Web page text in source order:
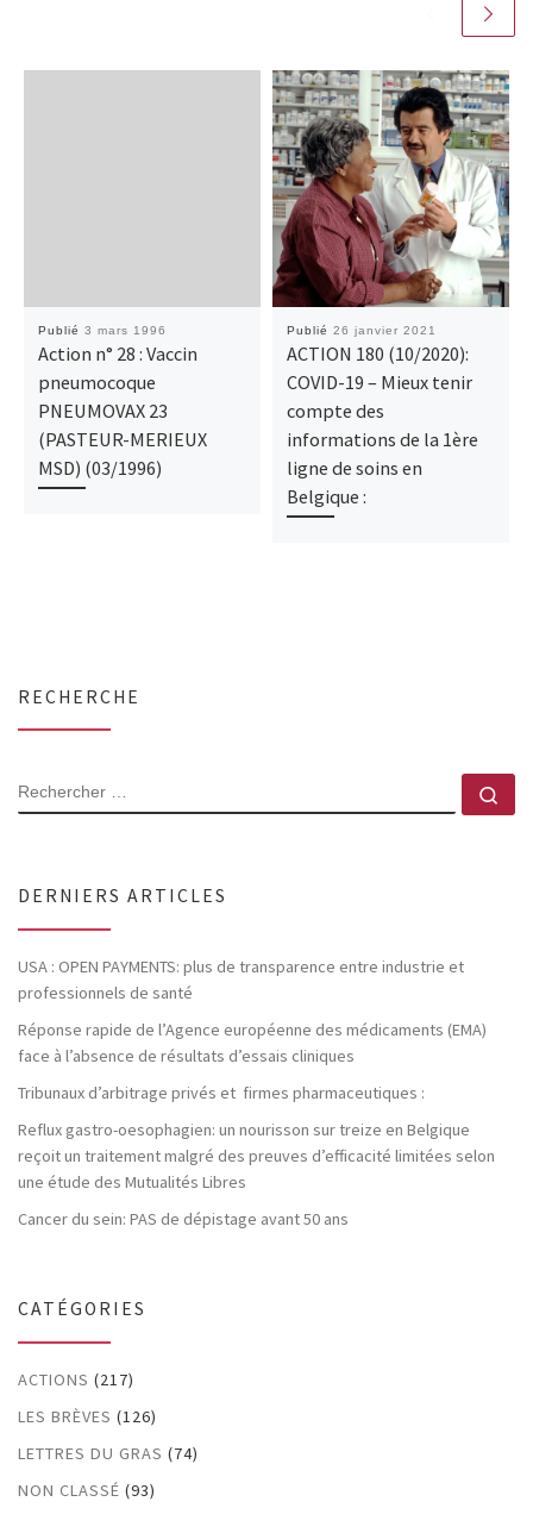
Publié 3 mars 1996
Action n° 28 : Vaccin
pneumocoque
PNEUMOVAX 23
(PASTEUR-MERIEUX
MSD) (03/1996)
Publié 26 janvier 2021
ACTION 180 (10/2020):
COVID-19 – Mieux tenir
compte des
informations de la 1ère
ligne de soins en
Belgique :
RECHERCHE
RECHERCHER
DERNIERS ARTICLES
USA : OPEN PAYMENTS: plus de transparence entre industrie et
professionnels de santé
Réponse rapide de l’Agence européenne des médicaments (EMA)
face à l’absence de résultats d’essais cliniques
Tribunaux d’arbitrage privés et firmes pharmaceutiques :
Reflux gastro-oesophagien: un nourisson sur treize en Belgique
reçoit un traitement malgré des preuves d’efficacité limitées selon
une étude des Mutualités Libres
Cancer du sein: PAS de dépistage avant 50 ans
CATÉGORIES
ACTIONS (217)
LES BRÈVES (126)
LETTRES DU GRAS (74)
NON CLASSÉ (93)